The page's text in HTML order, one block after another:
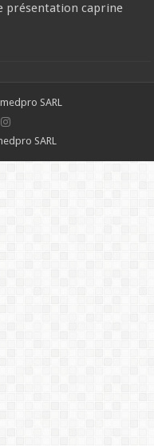
présentation caprine
SARL
SARL